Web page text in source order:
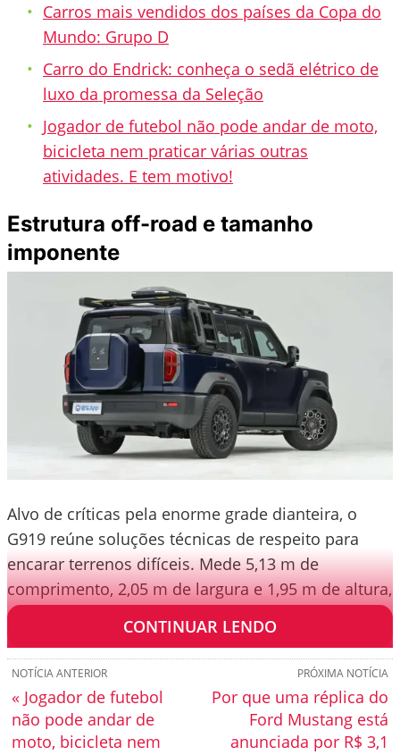
Carros mais vendidos dos países da Copa do
Mundo: Grupo D
Carro do Endrick: conheça o sedã elétrico de
luxo da promessa da Seleção
Jogador de futebol não pode andar de moto,
bicicleta nem praticar várias outras
atividades. E tem motivo!
Estrutura off-road e tamanho
imponente
Alvo de críticas pela enorme grade dianteira, o
G919 reúne soluções técnicas de respeito para
encarar terrenos difíceis. Mede 5,13 m de
comprimento, 2,05 m de largura e 1,95 m de altura,
com distância entre-eixos de 2,90 m.
CONTINUAR LENDO
PRÓXIMA NOTÍCIA
Por que uma réplica do
Ford Mustang está
anunciada por R$ 3,1
NOTÍCIA ANTERIOR
« Jogador de futebol
não pode andar de
moto, bicicleta nem